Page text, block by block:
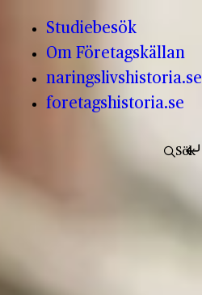
Studiebesök
Om Företagskällan
naringslivshistoria.se
foretagshistoria.se
Sök